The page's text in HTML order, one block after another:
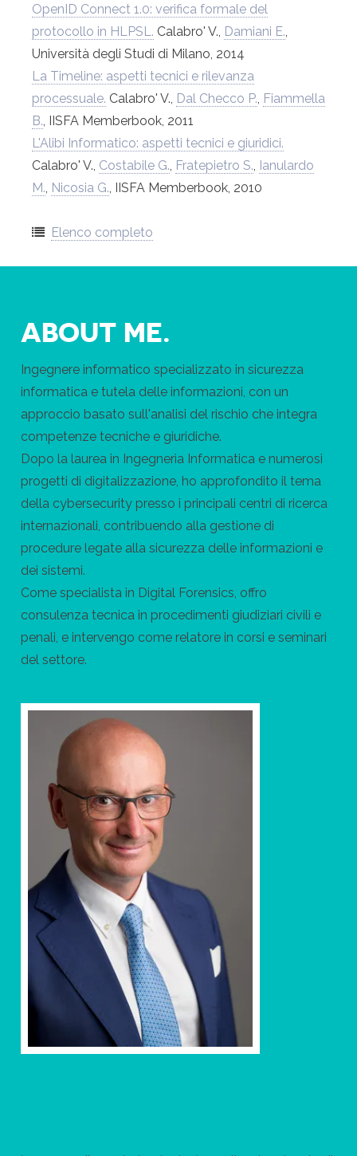
OpenID Connect 1.0: verifica formale del
protocollo in HLPSL. Calabro' V., Damiani E.,
Università degli Studi di Milano, 2014
La Timeline: aspetti tecnici e rilevanza
processuale. Calabro' V., Dal Checco P., Fiammella
B., IISFA Memberbook, 2011
L'Alibi Informatico: aspetti tecnici e giuridici.
Calabro' V., Costabile G., Fratepietro S., Ianulardo
M., Nicosia G., IISFA Memberbook, 2010
Elenco completo
ABOUT ME.
Ingegnere informatico specializzato in sicurezza
informatica e tutela delle informazioni, con un
approccio basato sull'analisi del rischio che integra
competenze tecniche e giuridiche.
Dopo la laurea in Ingegneria Informatica e numerosi
progetti di digitalizzazione, ho approfondito il tema
della cybersecurity presso i principali centri di ricerca
internazionali, contribuendo alla gestione di
procedure legate alla sicurezza delle informazioni e
dei sistemi.
Come specialista in Digital Forensics, offro
consulenza tecnica in procedimenti giudiziari civili e
penali, e intervengo come relatore in corsi e seminari
del settore.